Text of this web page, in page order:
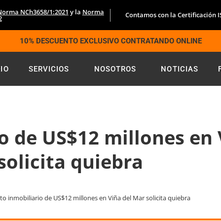
NCh3658/1:2021 y la Norma Contamos con la Certificación
10% DESCUENTO EXCLUSIVO CONTRATANDO ONLINE
SERVICIOS NOSOTROS NOTICIAS
US$12 millones en
quiebra
inmobiliario de US$12 millones en Viña del Mar solicita quiebra